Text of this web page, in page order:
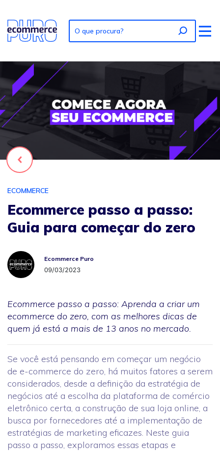
Foto: Ecommerce passo a passo: Guia para começar do
Voltar
ECOMMERCE
Ecommerce passo a passo:
Guia para começar do zero
Ecommerce Puro
Ecommerce Puro
09/03/2023
Ecommerce passo a passo: Aprenda a criar um
ecommerce do zero, com as melhores dicas de
quem já está a mais de 13 anos no mercado.
Se você está pensando em começar um negócio
de e-commerce do zero, há muitos fatores a serem
considerados, desde a definição da estratégia de
negócios até a escolha da plataforma de comércio
eletrônico certa, a construção de sua loja online, a
busca por fornecedores até a implementação de
estratégias de marketing eficazes. Neste guia
passo a passo, exploramos essas etapas e